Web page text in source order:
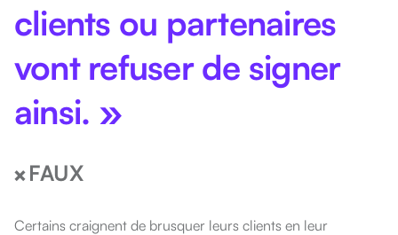
clients ou partenaires
vont refuser de signer
ainsi. »
❌ FAUX
Certains craignent de brusquer leurs clients en leur